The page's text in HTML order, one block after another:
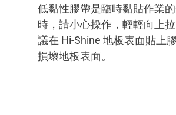
低黏性膠帶是臨時黏貼作業
時，請小心操作，輕輕向上
議在 Hi-Shine 地板表面貼上
損壞地板表面。